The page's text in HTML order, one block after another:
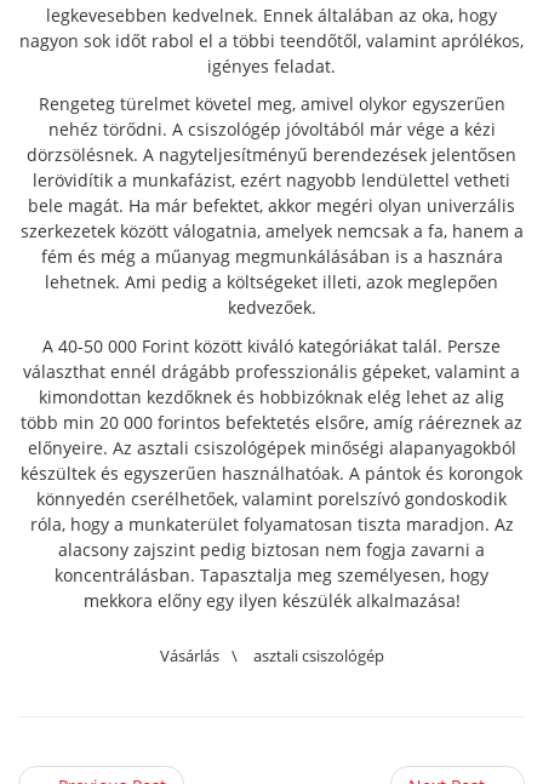
legkevesebben kedvelnek. Ennek általában az oka, hogy
nagyon sok időt rabol el a többi teendőtől, valamint aprólékos,
igényes feladat.
Rengeteg türelmet követel meg, amivel olykor egyszerűen
nehéz törődni. A csiszológép jóvoltából már vége a kézi
dörzsölésnek. A nagyteljesítményű berendezések jelentősen
lerövidítik a munkafázist, ezért nagyobb lendülettel vetheti
bele magát. Ha már befektet, akkor megéri olyan univerzális
szerkezetek között válogatnia, amelyek nemcsak a fa, hanem a
fém és még a műanyag megmunkálásában is a hasznára
lehetnek. Ami pedig a költségeket illeti, azok meglepően
kedvezőek.
A 40-50 000 Forint között kiváló kategóriákat talál. Persze
választhat ennél drágább professzionális gépeket, valamint a
kimondottan kezdőknek és hobbizóknak elég lehet az alig
több min 20 000 forintos befektetés elsőre, amíg ráéreznek az
előnyeire. Az asztali csiszológépek minőségi alapanyagokból
készültek és egyszerűen használhatóak. A pántok és korongok
könnyedén cserélhetőek, valamint porelszívó gondoskodik
róla, hogy a munkaterület folyamatosan tiszta maradjon. Az
alacsony zajszint pedig biztosan nem fogja zavarni a
koncentrálásban. Tapasztalja meg személyesen, hogy
mekkora előny egy ilyen készülék alkalmazása!
Vásárlás \ asztali csiszológép